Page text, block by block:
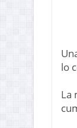
lo
La